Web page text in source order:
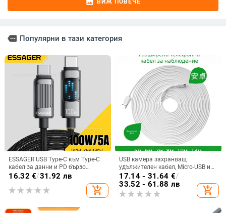
ВИЖ ПОВЕЧЕ
more Популярни в тази категория
ESSAGER USB Type-C към Type-C
кабел за данни и PD бързо
зареждане, 100W, за телефон,
таблет и лаптоп, дължина 1–2 м
16.32 €/31.92 лв
add_shopping_cart
USB камера захранващ
удължителен кабел, Micro-USB и
Type-C, едно гнездо, безопасно
бързо зареждане, 5V
17.14 - 31.64 €/
33.52 - 61.88 лв
add_shopping_cart